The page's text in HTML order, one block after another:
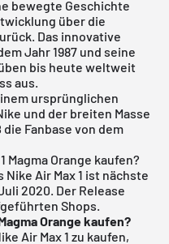
bewegte Geschichte
über die
Das innovative
Jahr 1987 und seine
bis heute weltweit
aus.
ursprünglichen
und der breiten Masse
Fanbase von dem
Magma Orange kaufen?
Air Max 1 ist nächste
2020. Der Release
Shops.
Orange kaufen?
Air Max 1 zu kaufen,